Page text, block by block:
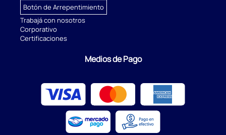
Botón de Arrepentimiento
Trabajá con nosotros
Corporativo
Certificaciones
Medios de Pago